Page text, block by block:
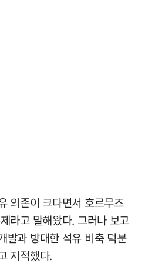
의존이 크다면서 호르무즈
라고 말해왔다. 그러나 보고
발과 방대한 석유 비축 덕분
지적했다.